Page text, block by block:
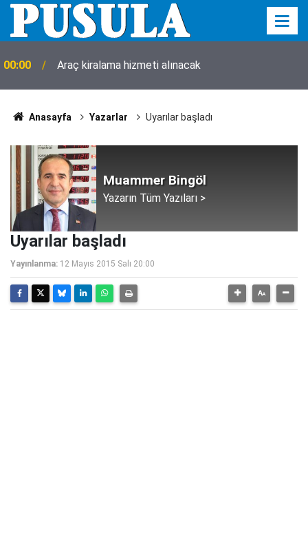
00:00 Araç kiralama hizmeti alınacak
Anasayfa Yazarlar Uyarılar başladı
Muammer Bingöl
Yazarın Tüm Yazıları >
Uyarılar başladı
Yayınlanma: 12 Mayıs 2015 Salı 20:00